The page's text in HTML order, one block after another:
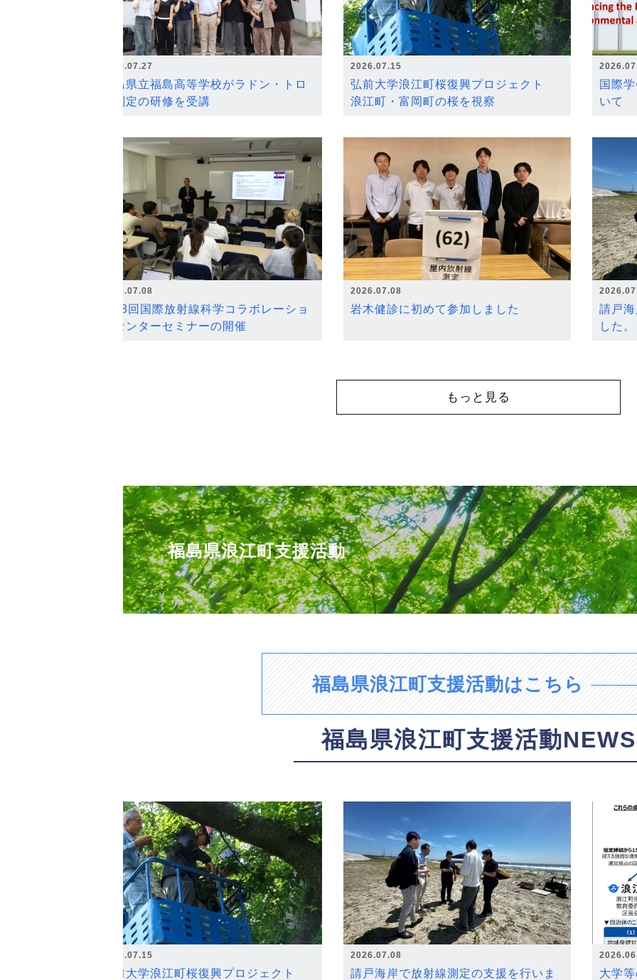
2026.07.27
福島県立福島高等学校がラドン・トロ
ン測定の研修を受講
2026.07.15
弘前大学浪江町桜復興プロジェクト
浪江町・富岡町の桜を視察
国際
いて
2026.07.08
第18回国際放射線科学コラボレーショ
ンセンターセミナーの開催
2026.07.08
岩木健診に初めて参加しました
請戸
した。
もっと見る
福島県浪江町支援活動
福島県浪江町支援活動はこちら
福島県浪江町支援活動NEWS
2026.07.15
弘前大学浪江町桜復興プロジェクト
2026.07.08
請戸海岸で放射線測定の支援を行いま
大学